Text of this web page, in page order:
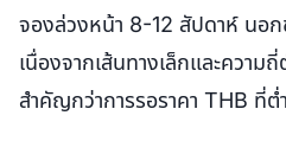
จองล่วงหน้า 8-12 สัปดาห์ นอ
เนื่องจากเส้นทางเล็กและความ
สำคัญกว่าการรอราคา THB ที่ต่